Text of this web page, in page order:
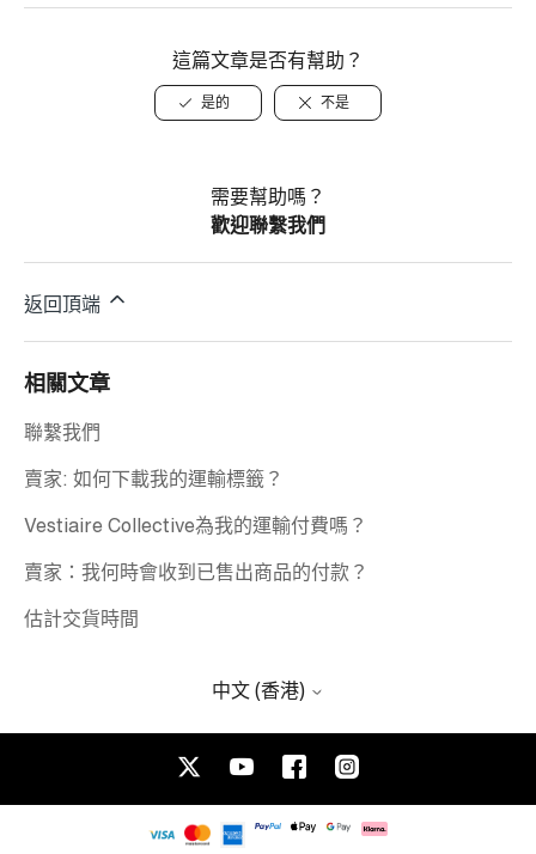
這篇文章是否有幫助？
是的 不是
需要幫助嗎？
歡迎聯繫我們
返回頂端
相關文章
聯繫我們
賣家: 如何下載我的運輸標籤？
Vestiaire Collective為我的運輸付費嗎？
賣家：我何時會收到已售出商品的付款？
估計交貨時間
中文 (香港)